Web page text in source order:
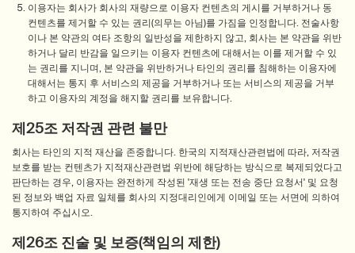
이용자는 회사가 회사의 재량으로 이용자 컨텐츠의 게시를 거부하거나 동
컨텐츠를 제거할 수 있는 권리(의무는 아님)를 가짐을 인정합니다. 전술사항
이나 본 약관의 여타 조항의 일반성을 제한하지 않고, 회사는 본 약관을 위반
하거나 달리 반감을 일으키는 이용자 컨텐츠에 대해서는 이를 제거할 수 있
는 권리를 지니며, 본 약관을 위반하거나 타인의 권리를 침해하는 이용자에
대해서는 통지 후 서비스의 제공을 거부하거나 또는 서비스의 제공을 거부
하고 이용자의 계정을 해지할 권리를 보유합니다.
제25조 저작권 관련 불만
회사는 타인의 지적 재산을 존중합니다. 한국의 지적재산관련법에 따라, 저작권
보호를 받는 컨텐츠가 지적재산관련법 위반에 해당하는 방식으로 복제되었다고
판단하는 경우, 이용자는 완전하게 작성된 '재생 또는 전송 중단 요청서' 및 요청
된 정보와 백업 자료 일체를 회사의 지정대리인에게 이메일 또는 서면에 의하여
통지하여 주십시오.
제26조 진술 및 보증(책임의 제한)